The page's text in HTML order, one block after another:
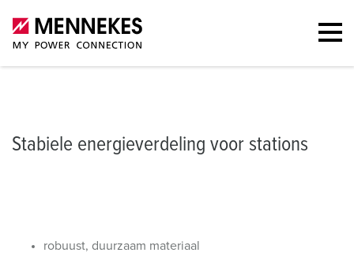
Energieverdeling voor stations
Stabiele energieverdeling voor stations
robuust, duurzaam materiaal